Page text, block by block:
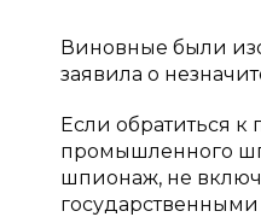
Виновные были
заявила о
Если обратиться к
промышленного
шпионаж, не